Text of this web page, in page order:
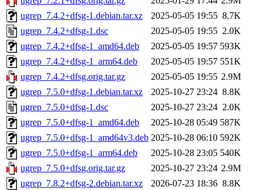
ugrep_7.4.2+dfsg-1.debian.tar.xz
2025-05-05 19:55 8.7K
ugrep_7.4.2+dfsg-1.dsc
2025-05-05 19:55 2.0K
ugrep_7.4.2+dfsg-1_amd64.deb
2025-05-05 19:57 593K
ugrep_7.4.2+dfsg-1_arm64.deb
2025-05-05 19:57 551K
ugrep_7.4.2+dfsg.orig.tar.gz
2025-05-05 19:55 2.9M
ugrep_7.5.0+dfsg-1.debian.tar.xz
2025-10-27 23:24 8.8K
ugrep_7.5.0+dfsg-1.dsc
2025-10-27 23:24 2.0K
ugrep_7.5.0+dfsg-1_amd64.deb
2025-10-28 05:49 587K
ugrep_7.5.0+dfsg-1_amd64v3.deb 2025-10-28 06:10 592K
ugrep_7.5.0+dfsg-1_arm64.deb
2025-10-28 23:05 540K
ugrep_7.5.0+dfsg.orig.tar.gz
2025-10-27 23:24 2.9M
ugrep_7.8.2+dfsg-2.debian.tar.xz
2026-07-23 18:36 8.8K